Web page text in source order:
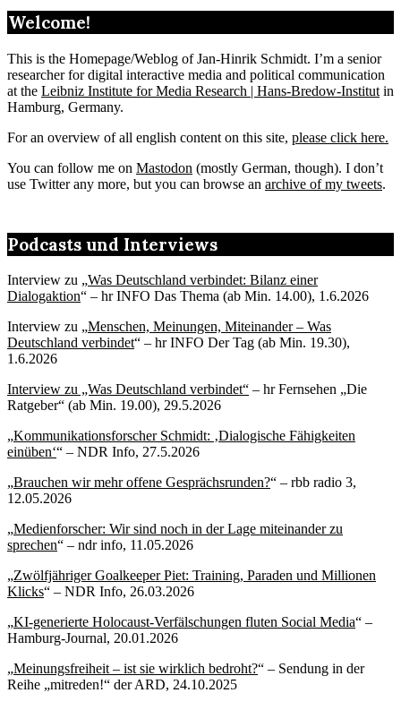
Welcome!
This is the Homepage/Weblog of Jan-Hinrik Schmidt. I’m a senior
researcher for digital interactive media and political communication
at the Leibniz Institute for Media Research | Hans-Bredow-Institut in
Hamburg, Germany.
For an overview of all english content on this site, please click here.
You can follow me on Mastodon (mostly German, though). I don’t
use Twitter any more, but you can browse an archive of my tweets.
Podcasts und Interviews
Interview zu „Was Deutschland verbindet: Bilanz einer
Dialogaktion“ – hr INFO Das Thema (ab Min. 14.00), 1.6.2026
Interview zu „Menschen, Meinungen, Miteinander – Was
Deutschland verbindet“ – hr INFO Der Tag (ab Min. 19.30),
1.6.2026
Interview zu „Was Deutschland verbindet“ – hr Fernsehen „Die
Ratgeber“ (ab Min. 19.00), 29.5.2026
„Kommunikationsforscher Schmidt: ‚Dialogische Fähigkeiten
einüben‘“ – NDR Info, 27.5.2026
„Brauchen wir mehr offene Gesprächsrunden?“ – rbb radio 3,
12.05.2026
„Medienforscher: Wir sind noch in der Lage miteinander zu
sprechen“ – ndr info, 11.05.2026
„Zwölfjähriger Goalkeeper Piet: Training, Paraden und Millionen
Klicks“ – NDR Info, 26.03.2026
„KI-generierte Holocaust-Verfälschungen fluten Social Media“ –
Hamburg-Journal, 20.01.2026
„Meinungsfreiheit – ist sie wirklich bedroht?“ – Sendung in der
Reihe „mitreden!“ der ARD, 24.10.2025